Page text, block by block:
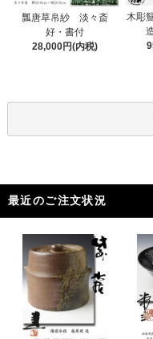
瓢唐草帛紗 淡々斎
好・書付
28,000円(内税)
木彫
最近のご注文状況